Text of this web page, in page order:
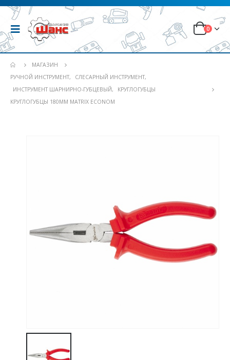
0
МАГАЗИН
РУЧНОЙ ИНСТРУМЕНТ, СЛЕСАРНЫЙ ИНСТРУМЕНТ,
ИНСТРУМЕНТ ШАРНИРНО-ГУБЦЕВЫЙ,
КРУГЛОГУБЦЫ
КРУГЛОГУБЦЫ 180ММ MATRIX ECONOM